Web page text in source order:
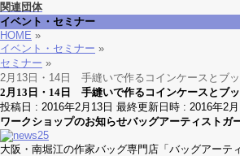
関連団体
イベント・セミナー
HOME »
イベント・セミナー »
セミナー »
2月13日・14日 手縫いで作るコインケースとブッ
2月13日・14日 手縫いで作るコインケースとブッ
投稿日 : 2016年2月13日 最終更新日時 : 2016年2月
ワークショップのお知らせバッグアーティストガ
大阪・南堀江の作家バッグ専門店「バッグアーテ